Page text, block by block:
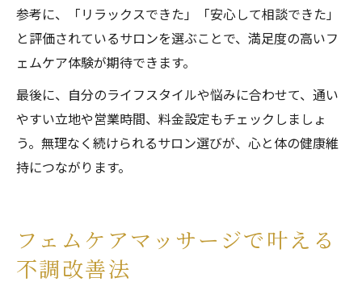
参考に、「リラックスできた」「安心して相談できた」
と評価されているサロンを選ぶことで、満足度の高いフ
ェムケア体験が期待できます。
最後に、自分のライフスタイルや悩みに合わせて、通い
やすい立地や営業時間、料金設定もチェックしましょ
う。無理なく続けられるサロン選びが、心と体の健康維
持につながります。
フェムケアマッサージで叶える
不調改善法